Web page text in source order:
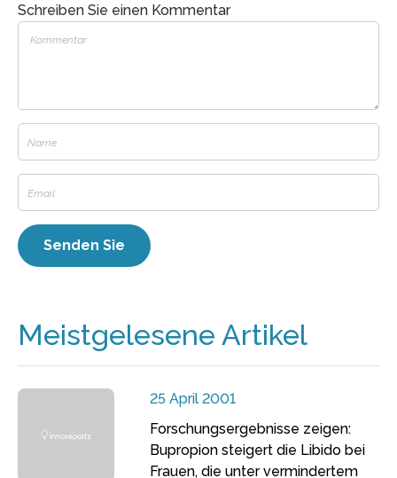
Schreiben Sie einen Kommentar
Meistgelesene Artikel
25 April 2001
Forschungsergebnisse zeigen:
Bupropion steigert die Libido bei
Frauen, die unter vermindertem